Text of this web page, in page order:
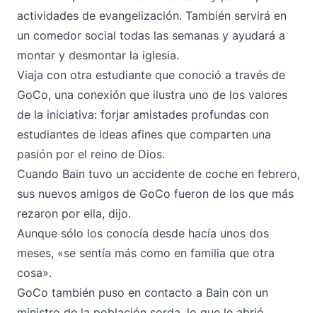
actividades de evangelización. También servirá en
un comedor social todas las semanas y ayudará a
montar y desmontar la iglesia.
Viaja con otra estudiante que conoció a través de
GoCo, una conexión que ilustra uno de los valores
de la iniciativa: forjar amistades profundas con
estudiantes de ideas afines que comparten una
pasión por el reino de Dios.
Cuando Bain tuvo un accidente de coche en febrero,
sus nuevos amigos de GoCo fueron de los que más
rezaron por ella, dijo.
Aunque sólo los conocía desde hacía unos dos
meses, «se sentía más como en familia que otra
cosa».
GoCo también puso en contacto a Bain con un